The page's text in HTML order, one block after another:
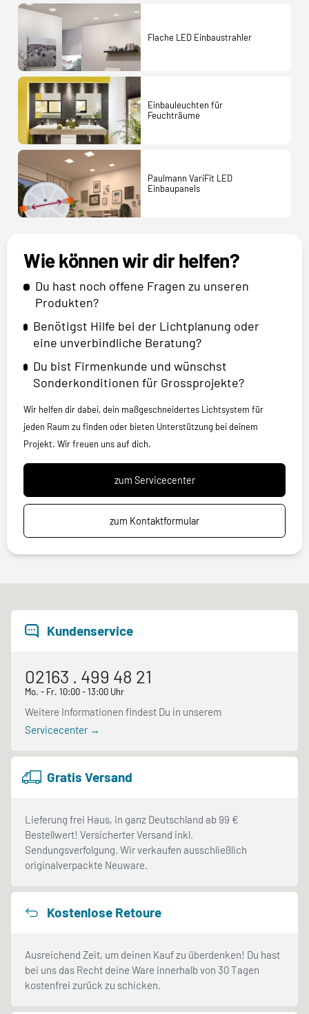
Flache LED Einbaustrahler
Einbauleuchten für
Feuchträume
Paulmann VariFit LED
Einbaupanels
Wie können wir dir helfen?
Du hast noch offene Fragen zu unseren
Produkten?
Benötigst Hilfe bei der Lichtplanung oder
eine unverbindliche Beratung?
Du bist Firmenkunde und wünschst
Sonderkonditionen für Grossprojekte?
Wir helfen dir dabei, dein maßgeschneidertes Lichtsystem für
jeden Raum zu finden oder bieten Unterstützung bei deinem
Projekt. Wir freuen uns auf dich.
zum Servicecenter
zum Kontaktformular
Kundenservice
02163 . 499 48 21
Mo. - Fr. 10:00 - 13:00 Uhr
Weitere Informationen findest Du in unserem
Servicecenter →
Gratis Versand
Lieferung frei Haus, in ganz Deutschland ab 99 €
Bestellwert! Versicherter Versand inkl.
Sendungsverfolgung. Wir verkaufen ausschließlich
originalverpackte Neuware.
Kostenlose Retoure
Ausreichend Zeit, um deinen Kauf zu überdenken! Du hast
bei uns das Recht deine Ware innerhalb von 30 Tagen
kostenfrei zurück zu schicken.